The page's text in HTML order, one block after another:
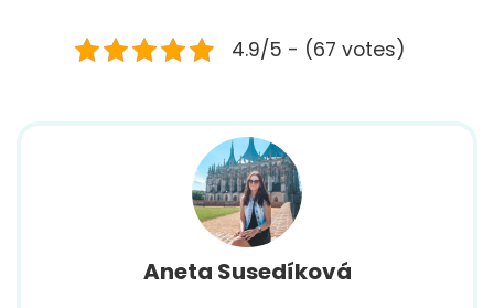
4.9/5 - (67 votes)
Aneta Susedíková